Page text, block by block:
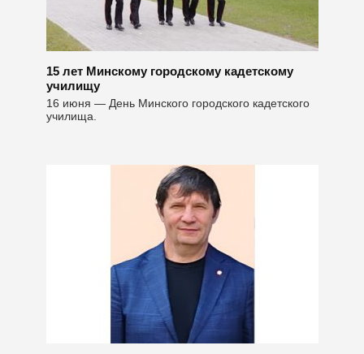
15 лет Минскому городскому кадетскому
училищу
16 июня — День Минского городского кадетского
училища.